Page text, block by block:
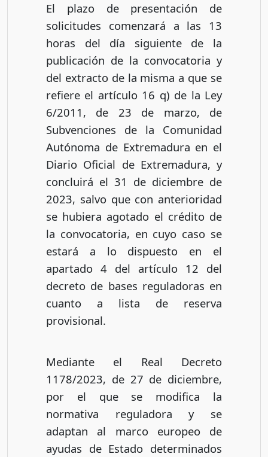
El plazo de presentación de
solicitudes comenzará a las 13
horas del día siguiente de la
publicación de la convocatoria y
del extracto de la misma a que se
refiere el artículo 16 q) de la Ley
6/2011, de 23 de marzo, de
Subvenciones de la Comunidad
Autónoma de Extremadura en el
Diario Oficial de Extremadura, y
concluirá el 31 de diciembre de
2023, salvo que con anterioridad
se hubiera agotado el crédito de
la convocatoria, en cuyo caso se
estará a lo dispuesto en el
apartado 4 del artículo 12 del
decreto de bases reguladoras en
cuanto a lista de reserva
provisional.
Mediante el Real Decreto
1178/2023, de 27 de diciembre,
por el que se modifica la
normativa reguladora y se
adaptan al marco europeo de
ayudas de Estado determinados